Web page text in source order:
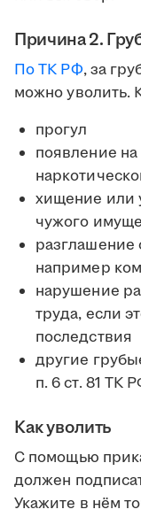
Причина 2.
По ТК РФ, за
можно уволить.
прогул
появление
хищение или
чужого
разглашение
например
нарушение
труда, если
последствия
другие
п. 6 ст. 81 ТК
Как уволить
С помощью
должен
Укажите в нём